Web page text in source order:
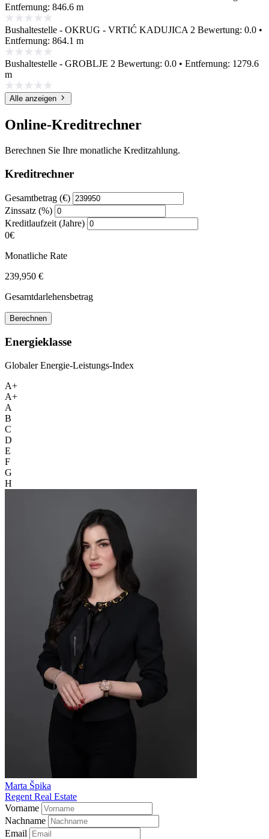
Entfernung: 846.6 m
Bushaltestelle - OKRUG - VRTIĆ KADUJICA 2 Bewertung: 0.0 •
Entfernung: 864.1 m
Bushaltestelle - GROBLJE 2 Bewertung: 0.0 • Entfernung: 1279.6
m
Alle anzeigen
Online-Kreditrechner
Berechnen Sie Ihre monatliche Kreditzahlung.
Kreditrechner
Gesamtbetrag (€)
Zinssatz (%)
Kreditlaufzeit (Jahre)
0€
Monatliche Rate
239,950 €
Gesamtdarlehensbetrag
Berechnen
Energieklasse
Globaler Energie-Leistungs-Index
A+
A+
A
B
C
D
E
F
G
H
Marta Špika
Regent Real Estate
Vorname
Nachname
Email